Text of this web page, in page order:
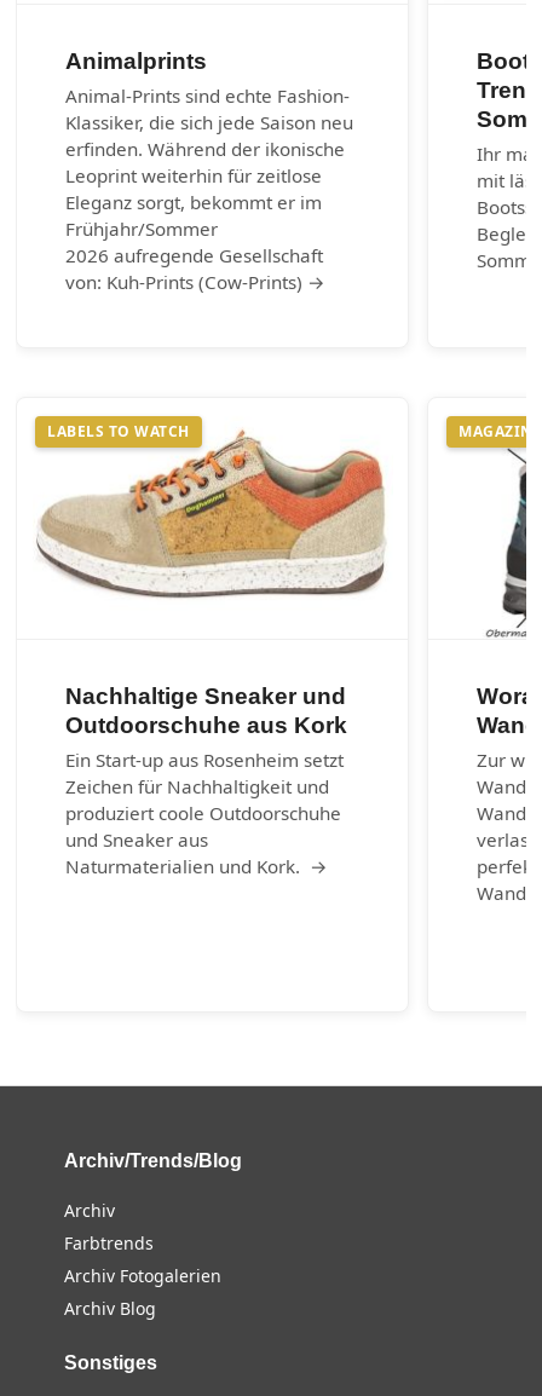
Animalprints
Animal-Prints sind echte Fashion-
Klassiker, die sich jede Saison neu
erfinden. Während der ikonische
Leoprint weiterhin für zeitlose
Eleganz sorgt, bekommt er im
Frühjahr/Sommer
2026 aufregende Gesellschaft
von: Kuh-Prints (Cow-Prints) →
Ihr
mit
LABELS TO WATCH
Nachhaltige Sneaker und
Outdoorschuhe aus Kork
Ein Start-up aus Rosenheim setzt
Zeichen für Nachhaltigkeit und
produziert coole Outdoorschuhe
und Sneaker aus
Naturmaterialien und Kork. →
MAGAZIN
Zur
perfekt
Archiv/Trends/Blog
Archiv
Farbtrends
Archiv Fotogalerien
Archiv Blog
Sonstiges